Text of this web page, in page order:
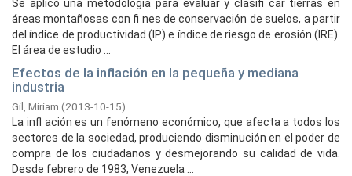
Se aplicó una metodología para evaluar y clasifi car tierras en
áreas montañosas con fi nes de conservación de suelos, a partir
del índice de productividad (IP) e índice de riesgo de erosión (IRE).
El área de estudio ...
Efectos de la inflación en la pequeña y mediana
industria
Gil, Miriam (2013-10-15)
La infl ación es un fenómeno económico, que afecta a todos los
sectores de la sociedad, produciendo disminución en el poder de
compra de los ciudadanos y desmejorando su calidad de vida.
Desde febrero de 1983, Venezuela ...